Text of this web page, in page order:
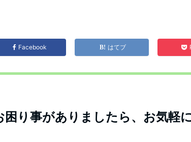
Facebook はてブ
困り事がありましたら、お気軽